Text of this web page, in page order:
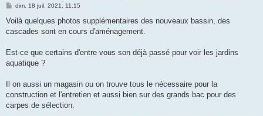
M
s
a
dim. 18 juil. 2021, 11:15
Voilà quelques photos supplémentaires des nouveaux bassin, des
cascades sont en cours d'aménagement.
Est-ce que certains d'entre vous son déjà passé pour voir les jardins
aquatique ?
Il on aussi un magasin ou on trouve tous le nécessaire pour la
construction et l'entretien et aussi bien sur des grands bac pour des
carpes de sélection.